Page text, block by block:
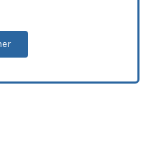
en generös
en
och